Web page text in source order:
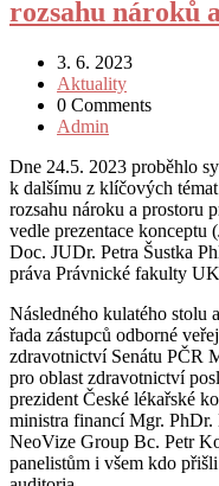
rozsahu nároků
3. 6. 2023
Aktuality
0 Comments
Admin
Dne 24.5. 2023 proběhlo
k dalšímu z klíčových
rozsahu nároku a prostoru
vedle prezentace konceptu
Doc. JUDr. Petra Šustka
práva Právnické fakulty
Následného kulatého stolu
řada zástupců odborné
zdravotnictví Senátu PČR
pro oblast zdravotnictví
prezident České lékařské
ministra financí Mgr. PhDr.
NeoVize Group Bc. Petr
panelistům i všem kdo